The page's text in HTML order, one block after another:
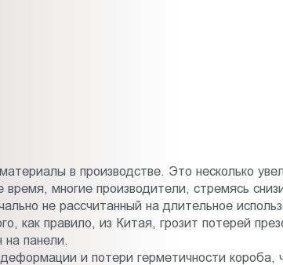
в производстве. Это несколько
многие производители, стремясь
не рассчитанный на длительное
как правило, из Китая, грозит потерей
панели.
и потери герметичности короба,